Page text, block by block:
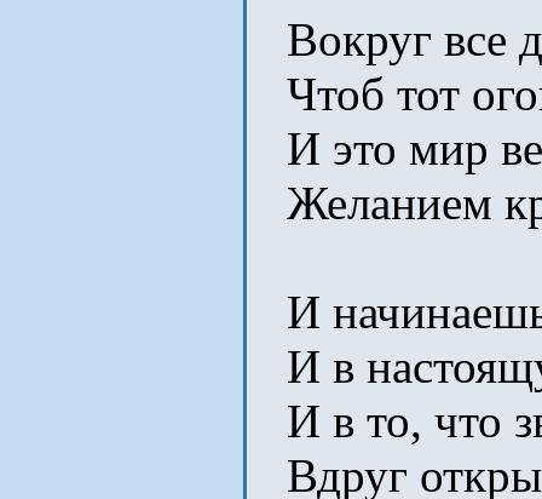
Вокруг все
Чтоб тот
И это мир
Желанием
И
И в
И в то, что
Вдруг